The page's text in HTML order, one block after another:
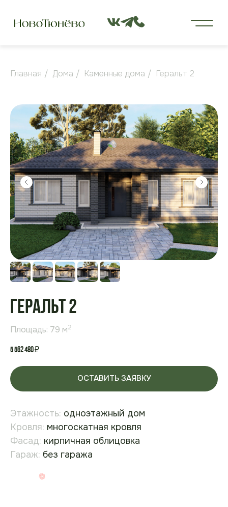
Главная / Дома / Каменные дома / Геральт 2
Геральт 2
Площадь: 79 м2
5 562 480₽
ОСТАВИТЬ ЗАЯВКУ
Этажность: одноэтажный дом
Кровля: многоскатная кровля
Фасад: кирпичная облицовка
Гараж: без гаража